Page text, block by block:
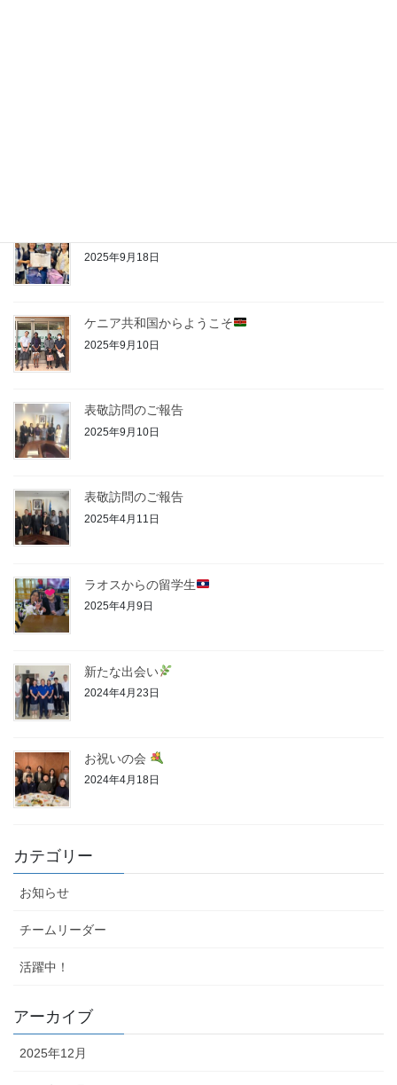
2025年9月18日
ケニア共和国からようこそ
2025年9月10日
表敬訪問のご報告
2025年9月10日
表敬訪問のご報告
2025年4月11日
ラオスからの留学生
2025年4月9日
新たな出会い
2024年4月23日
お祝いの会
2024年4月18日
カテゴリー
お知らせ
チームリーダー
活躍中！
アーカイブ
2025年12月